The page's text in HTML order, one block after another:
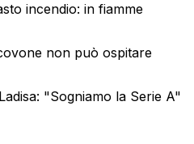
incendio: in fiamme
non può ospitare
"Sogniamo la Serie A"